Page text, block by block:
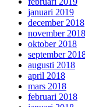
januari 2019
december 2018
november 2018
oktober 2018
september
augusti 2018
april 2018
mars 2018
februari 2018